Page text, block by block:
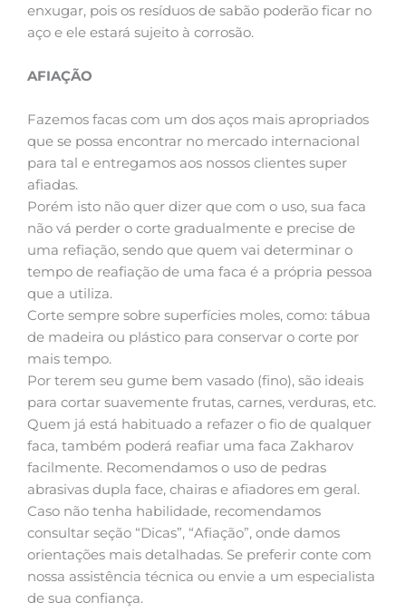
enxugar, pois os resíduos de sabão poderão ficar no
aço e ele estará sujeito à corrosão.
AFIAÇÃO
Fazemos facas com um dos aços mais apropriados
que se possa encontrar no mercado internacional
para tal e entregamos aos nossos clientes super
afiadas.
Porém isto não quer dizer que com o uso, sua faca
não vá perder o corte gradualmente e precise de
uma refiação, sendo que quem vai determinar o
tempo de reafiação de uma faca é a própria pessoa
que a utiliza.
Corte sempre sobre superfícies moles, como: tábua
de madeira ou plástico para conservar o corte por
mais tempo.
Por terem seu gume bem vasado (fino), são ideais
para cortar suavemente frutas, carnes, verduras, etc.
Quem já está habituado a refazer o fio de qualquer
faca, também poderá reafiar uma faca Zakharov
facilmente. Recomendamos o uso de pedras
abrasivas dupla face, chairas e afiadores em geral.
Caso não tenha habilidade, recomendamos
consultar seção “Dicas”, “Afiação”, onde damos
orientações mais detalhadas. Se preferir conte com
nossa assistência técnica ou envie a um especialista
de sua confiança.